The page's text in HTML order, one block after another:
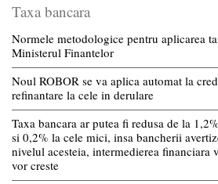
Taxa bancara
Normele metodologice pentru aplicarea
Ministerul Finantelor
Noul ROBOR se va aplica automat la
refinantare la cele in derulare
Taxa bancara ar putea fi redusa de la
si 0,2% la cele mici, insa bancherii
nivelul acesteia, intermedierea financiara
vor creste